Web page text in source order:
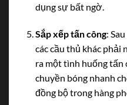
dụng sự bất ngờ.
Sắp xếp tấn công:
các cầu thủ khác phải
ra một tình huống tấn
chuyền bóng nhanh
đồng bộ trong hàng